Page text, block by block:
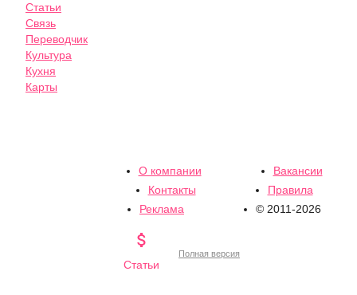
Статьи
Связь
Переводчик
Культура
Кухня
Карты
О компании
Вакансии
Контакты
Правила
Реклама
© 2011-2026

Статьи
Полная версия